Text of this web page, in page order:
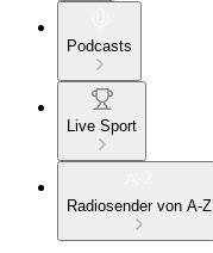
Podcasts
Live Sport
Radiosender von A-Z